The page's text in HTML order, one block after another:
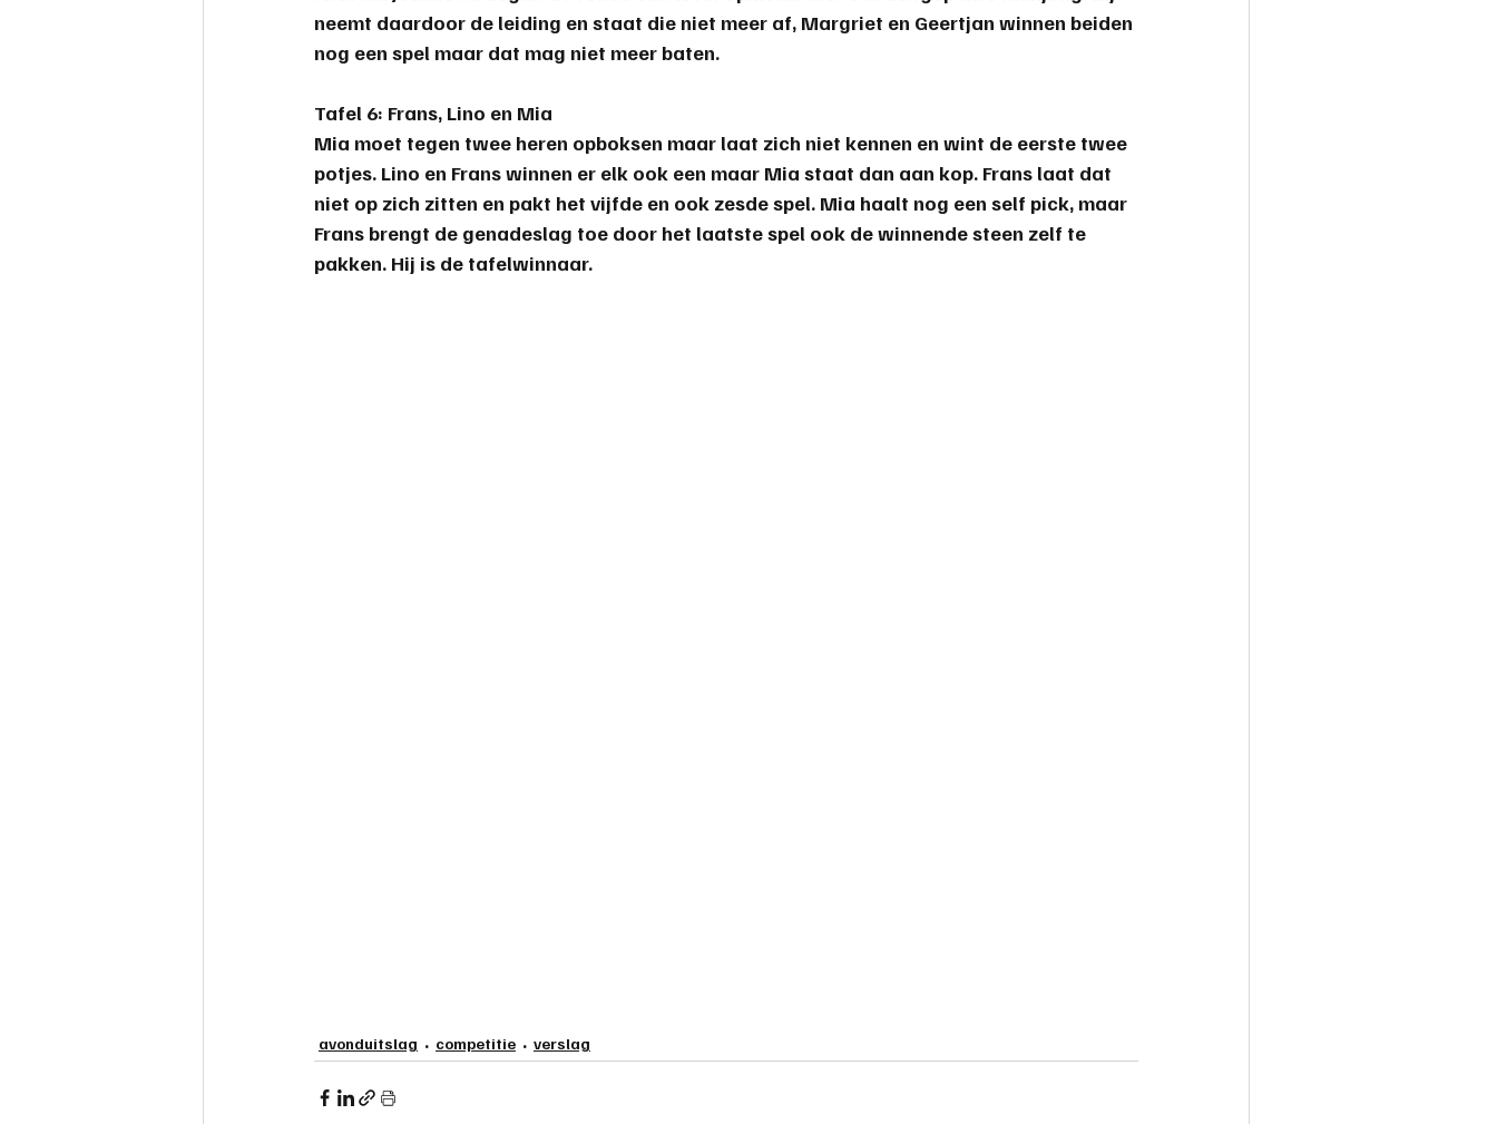
neemt daardoor de leiding en staat die niet meer af, Margriet en Geertjan winnen beiden
nog een spel maar dat mag niet meer baten.
Tafel 6: Frans, Lino en Mia
Mia moet tegen twee heren opboksen maar laat zich niet kennen en wint de eerste twee
potjes. Lino en Frans winnen er elk ook een maar Mia staat dan aan kop. Frans laat dat
niet op zich zitten en pakt het vijfde en ook zesde spel. Mia haalt nog een self pick, maar
Frans brengt de genadeslag toe door het laatste spel ook de winnende steen zelf te
pakken. Hij is de tafelwinnaar.
avonduitslag competitie verslag